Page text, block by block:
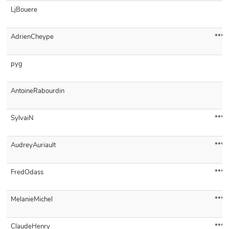
LjBouere
AdrienCheype ***
pyg
AntoineRabourdin
SylvaiN ***
AudreyAuriault ***
FredOdass ***
MelanieMichel ***
ClaudeHenry ***